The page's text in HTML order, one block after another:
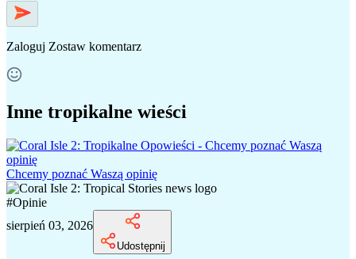
Zaloguj Zostaw komentarz
Inne tropikalne wieści
Chcemy poznać Waszą opinię
#Opinie
sierpień 03, 2026
Udostępnij